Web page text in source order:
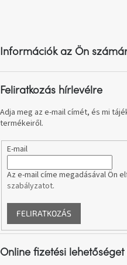
A
kedvenceid
Hírek
Hoorns
e-
utalványok
Formwood
kollekció
Most
éInformációk az Ön
Feliratkozás hírlevélre
Adja meg az e-mail címét, és mi
termékeiről.
E-mail
Az e-mail címe megadásával Ön
szabályzatot.
FELIRATKOZÁS
Online fizetési lehetőséget